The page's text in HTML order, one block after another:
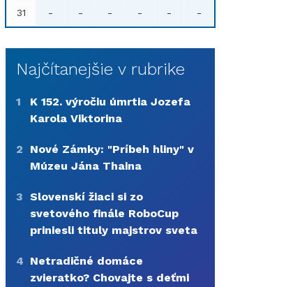
31 - - - - - -
Najčítanejšie v rubrike
1
K 152. výročiu úmrtia Jozefa
Karola Viktorina
2
Nové Zámky: "Príbeh hliny" v
Múzeu Jána Thaina
3 Slovenskí žiaci si zo
svetového finále RoboCup
priniesli tituly majstrov sveta
4 Netradičné domáce
zvieratko? Chovajte s deťmi